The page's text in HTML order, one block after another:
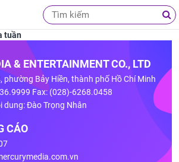
tuần
& ENTERTAINMENT CO., LTD
phường Bảy Hiền, thành phố Hồ Chí Minh
Fax: (028)-6268.0458
dung: Đào Trọng Nhân
CÁO